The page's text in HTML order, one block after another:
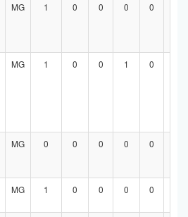
MG 1 0 0 0 0
MG 1 0 0 1 0
MG 0 0 0 0 0
MG 1 0 0 0 0